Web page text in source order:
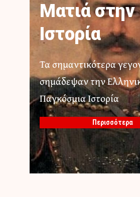
Ματιά στην
Ιστορία
Τα σημαντικότερα
σημάδεψαν την
Παγκόσμια Ιστορία
Περισσότερα